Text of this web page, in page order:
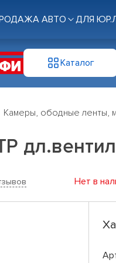
АВТО ДЛЯ
Каталог
Камеры, ободные ленты,
Нет в